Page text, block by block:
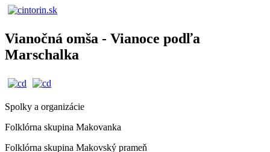
Vianočná omša - Vianoce podľa
Marschalka
Spolky a organizácie
Folklórna skupina Makovanka
Folklórna skupina Makovský prameň